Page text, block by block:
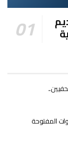
المفتوحة